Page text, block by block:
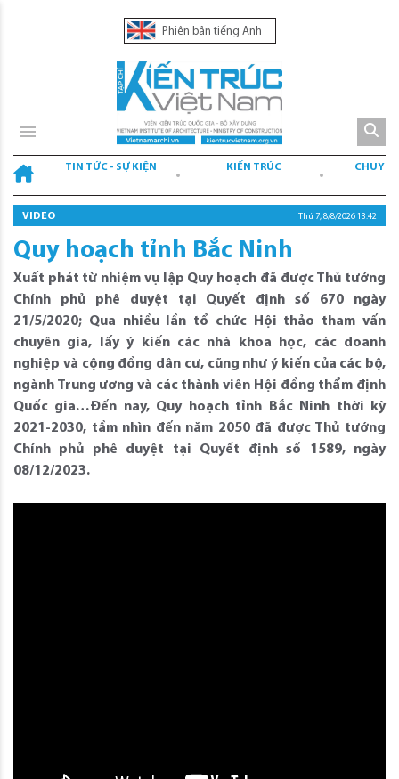
Phiên bản tiếng Anh
TIN TỨC - SỰ KIỆN KIẾN TRÚC
VIDEO Thứ 7, 8/8/2026 13:43
Quy hoạch tỉnh Bắc Ninh
Xuất phát từ nhiệm vụ lập Quy hoạch đã được Thủ tướng
Chính phủ phê duyệt tại Quyết định số 670 ngày
21/5/2020; Qua nhiều lần tổ chức Hội thảo tham vấn
chuyên gia, lấy ý kiến các nhà khoa học, các doanh
nghiệp và cộng đồng dân cư, cũng như ý kiến của các bộ,
ngành Trung ương và các thành viên Hội đồng thẩm định
Quốc gia…Đến nay, Quy hoạch tỉnh Bắc Ninh thời kỳ
2021-2030, tầm nhìn đến năm 2050 đã được Thủ tướng
Chính phủ phê duyệt tại Quyết định số 1589, ngày
08/12/2023.